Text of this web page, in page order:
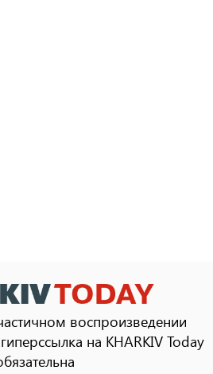
воспроизведении
на KHARKIV Today